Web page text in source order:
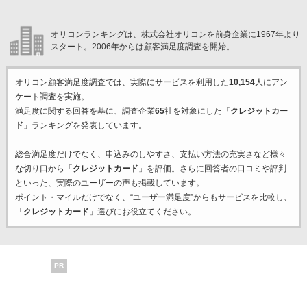
オリコンランキングは、株式会社オリコンを前身企業に1967年より
スタート。2006年からは顧客満足度調査を開始。
オリコン顧客満足度調査では、実際にサービスを利用した10,154人にアン
ケート調査を実施。
満足度に関する回答を基に、調査企業65社を対象にした「 クレジットカー
ド 」ランキングを発表しています。
総合満足度だけでなく、申込みのしやすさ、支払い方法の充実さなど様々
な切り口から「 クレジットカード 」を評価。さらに回答者の口コミや評判
といった、実際のユーザーの声も掲載しています。
ポイント・マイルだけでなく、“ユーザー満足度”からもサービスを比較し、
「 クレジットカード 」選びにお役立てください。
PR